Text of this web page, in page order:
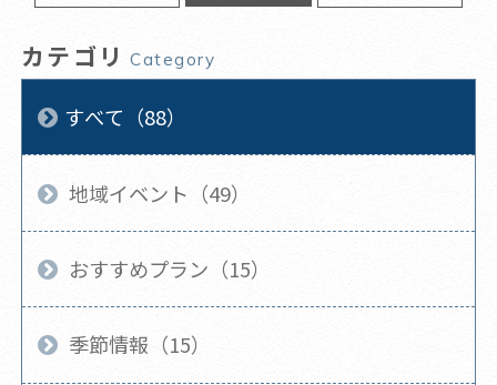
カテゴリ Category
すべて（88）
地域イベント（49）
おすすめプラン（15）
季節情報（15）